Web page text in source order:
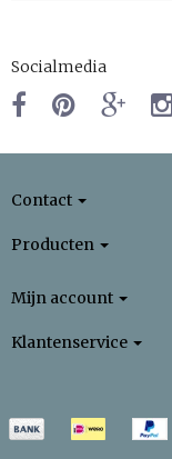
Socialmedia
Contact
Producten
Mijn account
Klantenservice